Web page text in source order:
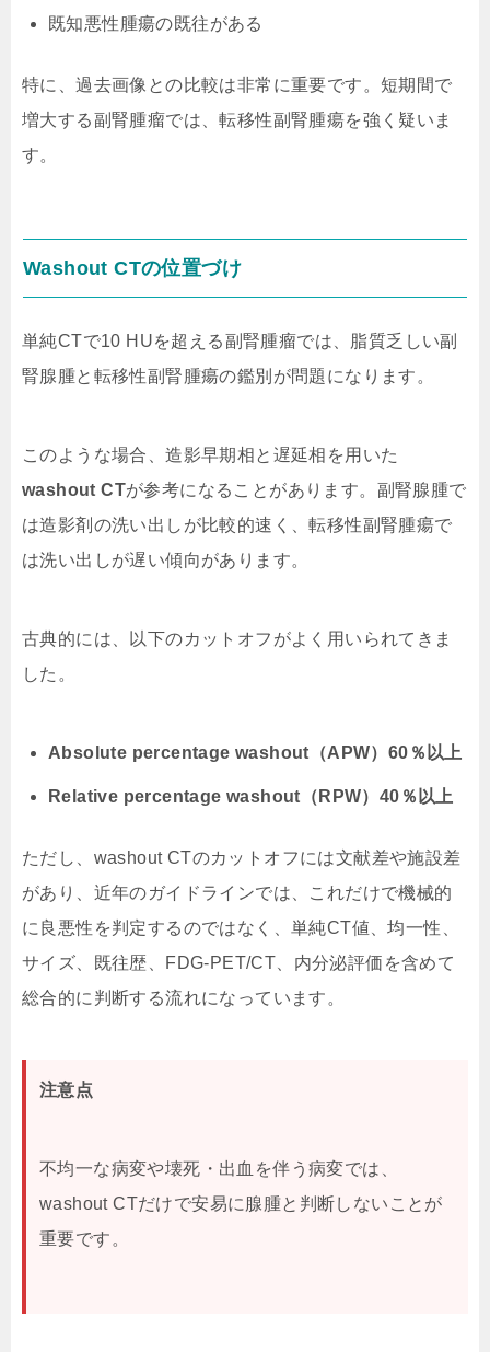
既知悪性腫瘍の既往がある
特に、過去画像との比較は非常に重要です。短期間で
増大する副腎腫瘤では、転移性副腎腫瘍を強く疑いま
す。
Washout CTの位置づけ
単純CTで10 HUを超える副腎腫瘤では、脂質乏しい副
腎腺腫と転移性副腎腫瘍の鑑別が問題になります。
このような場合、造影早期相と遅延相を用いた
washout CTが参考になることがあります。副腎腺腫で
は造影剤の洗い出しが比較的速く、転移性副腎腫瘍で
は洗い出しが遅い傾向があります。
古典的には、以下のカットオフがよく用いられてきま
した。
Absolute percentage washout（APW）60％以上
Relative percentage washout（RPW）40％以上
ただし、washout CTのカットオフには文献差や施設差
があり、近年のガイドラインでは、これだけで機械的
に良悪性を判定するのではなく、単純CT値、均一性、
サイズ、既往歴、FDG-PET/CT、内分泌評価を含めて
総合的に判断する流れになっています。
注意点
不均一な病変や壊死・出血を伴う病変では、
washout CTだけで安易に腺腫と判断しないことが
重要です。